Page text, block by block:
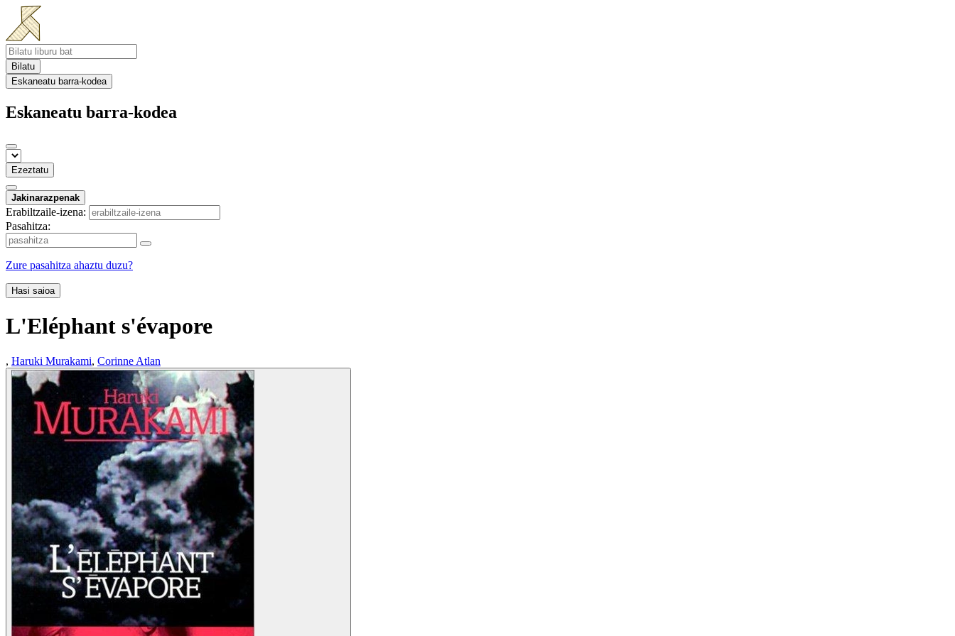
Bilatu
Eskaneatu barra-kodea
Eskaneatu barra-kodea
Ezeztatu
Jakinarazpenak
Erabiltzaile-izena:
Pasahitza:
Zure pasahitza ahaztu duzu?
Hasi saioa
L'Eléphant s'évapore
, Haruki Murakami, Corinne Atlan